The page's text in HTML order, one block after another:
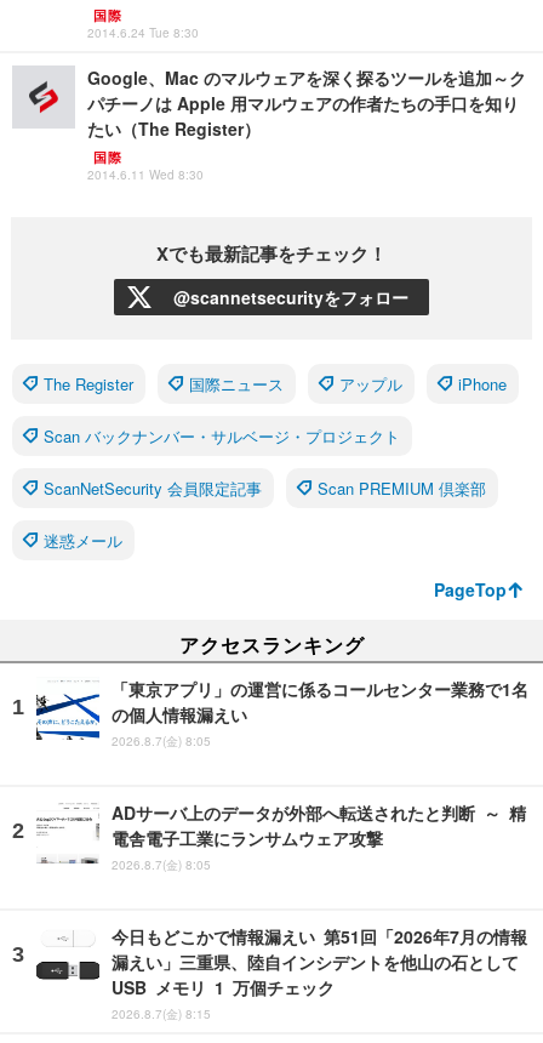
国際
2014.6.24 Tue 8:30
Google、Mac のマルウェアを深く探るツールを追加～ク
パチーノは Apple 用マルウェアの作者たちの手口を知り
たい（The Register）
国際
2014.6.11 Wed 8:30
Xでも最新記事をチェック！
@scannetsecurityをフォロー
The Register 国際ニュース アップル iPhone
Scan バックナンバー・サルベージ・プロジェクト
ScanNetSecurity 会員限定記事 Scan PREMIUM 倶楽部
迷惑メール
PageTop
アクセスランキング
「東京アプリ」の運営に係るコールセンター業務で1名
の個人情報漏えい
2026.8.7(金) 8:05
ADサーバ上のデータが外部へ転送されたと判断 ～ 精
電舎電子工業にランサムウェア攻撃
2026.8.7(金) 8:05
今日もどこかで情報漏えい 第51回「2026年7月の情報
漏えい」三重県、陸自インシデントを他山の石として
USB メモリ 1 万個チェック
2026.8.7(金) 8:15